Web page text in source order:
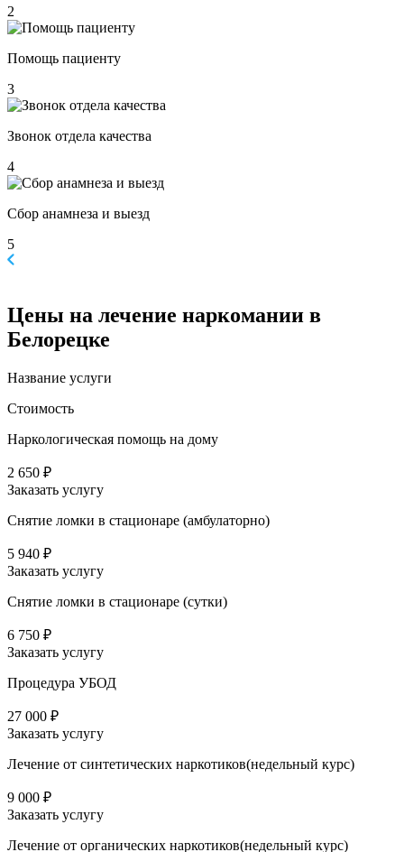
2
Помощь пациенту
3
Звонок отдела качества
4
Сбор анамнеза и выезд
5
Цены на лечение наркомании в
Белорецке
Название услуги
Стоимость
Наркологическая помощь на дому
2 650 ₽
Заказать услугу
Снятие ломки в стационаре (амбулаторно)
5 940 ₽
Заказать услугу
Снятие ломки в стационаре (сутки)
6 750 ₽
Заказать услугу
Процедура УБОД
27 000 ₽
Заказать услугу
Лечение от синтетических наркотиков(недельный курс)
9 000 ₽
Заказать услугу
Лечение от органических наркотиков(недельный курс)